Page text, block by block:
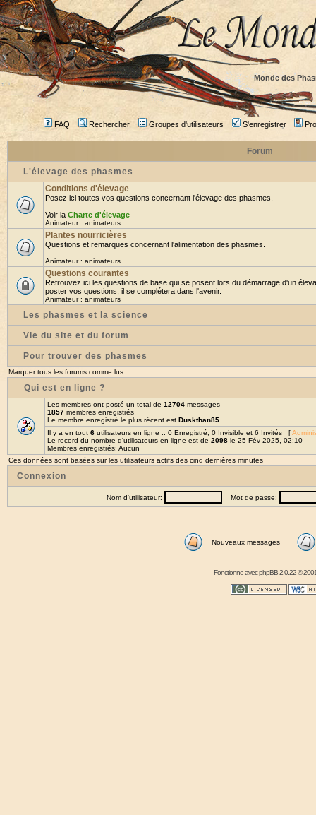
Monde des
FAQ Rechercher Groupes d'utilisateurs S'enregistrer
Forum
L'élevage des phasmes
Conditions d'élevage
Posez ici toutes vos questions concernant l'élevage des phasmes.
Voir la Charte d'élevage
Animateur : animateurs
Plantes nourricières
Questions et remarques concernant l'alimentation des phasmes.
Animateur : animateurs
Questions courantes
Retrouvez ici les questions de base qui se posent lors du démarrage d'un
poster vos questions, il se complétera dans l'avenir.
Animateur : animateurs
Les phasmes et la science
Vie du site et du forum
Pour trouver des phasmes
Marquer tous les forums comme lus
Qui est en ligne ?
Les membres ont posté un total de 12704 messages
1857 membres enregistrés
Le membre enregistré le plus récent est Duskthan85
Il y a en tout 6 utilisateurs en ligne :: 0 Enregistré, 0 Invisible et 6 Invités [
Le record du nombre d'utilisateurs en ligne est de 2098 le 25 Fév 2025, 02:10
Membres enregistrés: Aucun
Ces données sont basées sur les utilisateurs actifs des cinq dernières minutes
Connexion
Nom d'utilisateur: Mot de passe:
Nouveaux messages
Fonctionne avecphpBB2.0.22 ©